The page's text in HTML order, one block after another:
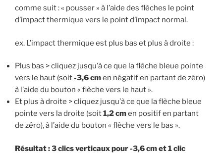
comme suit : « pousser » à l’aide des flèches le point
d’impact thermique vers le point d’impact normal.
ex. L’impact thermique est plus bas et plus à droite :
Plus bas > cliquez jusqu’à ce que la flèche bleue pointe
vers le haut (soit-3,6 cmen négatif en partant de zéro)
à l’aide du bouton « flèche vers le haut ».
Et plus à droite > cliquez jusqu’à ce que la flèche bleue
pointe vers la droite (soit1,2 cmen positif en partant
de zéro), à l’aide du bouton « flèche vers le bas ».
Résultat : 3 clics verticaux pour -3,6 cm et 1 clic